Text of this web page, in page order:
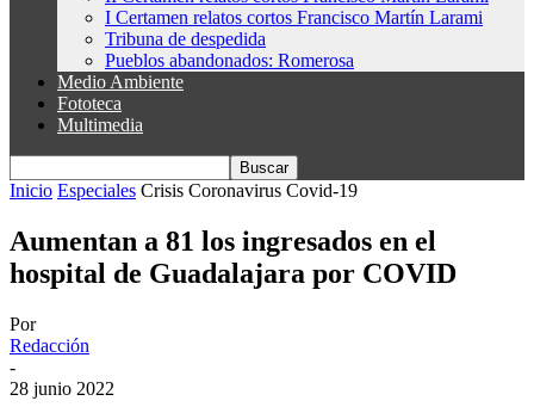
I Certamen relatos cortos Francisco Martín Larami
Tribuna de despedida
Pueblos abandonados: Romerosa
Medio Ambiente
Fototeca
Multimedia
Inicio Especiales Crisis Coronavirus Covid-19
Aumentan a 81 los ingresados en el
hospital de Guadalajara por COVID
Por
Redacción
-
28 junio 2022